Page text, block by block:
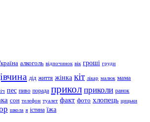
алкоголь відпочинок вік гроші груди
дід життя жінка кіт лікар малюк мама
пес пиво порада прикол приколи ранок
сон телефон туалет факт фото хлопець цицьки
школа я істина їжа